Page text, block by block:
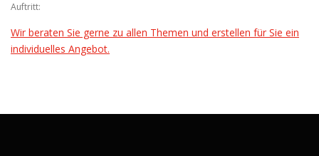
Auftritt:
Wir beraten Sie gerne zu allen Themen und erstellen für Sie ein
individuelles Angebot.